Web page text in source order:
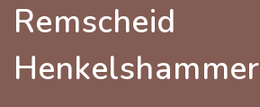
Remscheid
Henkelshammer